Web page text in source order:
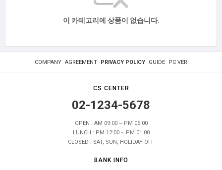
이 카테고리에 상품이 없습니다.
COMPANY AGREEMENT PRIVACY POLICY GUIDE PC VER
CS CENTER
02-1234-5678
OPEN : AM 09:00 ~ PM 06:00
LUNCH : PM 12:00 ~ PM 01:00
CLOSED : SAT, SUN, HOLIDAY OFF
BANK INFO